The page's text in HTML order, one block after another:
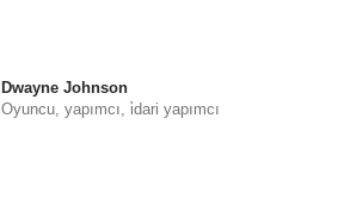
Dwayne Johnson
Oyuncu, yapımcı, i̇dari yapımcı